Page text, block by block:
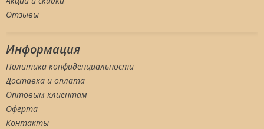
Отзывы
Информация
Политика конфиденциальности
Доставка и оплата
Оптовым клиентам
Оферта
Контакты